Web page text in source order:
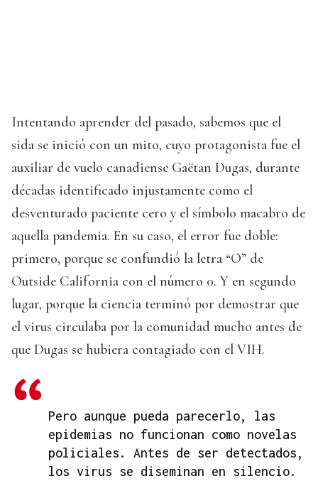
Intentando aprender del pasado, sabemos que el
sida se inició con un mito, cuyo protagonista fue el
auxiliar de vuelo canadiense Gaëtan Dugas, durante
décadas identificado injustamente como el
desventurado paciente cero y el símbolo macabro de
aquella pandemia. En su caso, el error fue doble:
primero, porque se confundió la letra “O” de
Outside California con el número 0. Y en segundo
lugar, porque la ciencia terminó por demostrar que
el virus circulaba por la comunidad mucho antes de
que Dugas se hubiera contagiado con el VIH.
Pero aunque pueda parecerlo, las
epidemias no funcionan como novelas
policiales. Antes de ser detectados,
los virus se diseminan en silencio.